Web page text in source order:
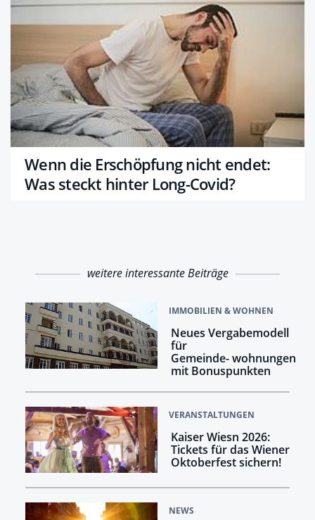
Wenn die Erschöpfung nicht endet:
Was steckt hinter Long-Covid?
weitere interessante Beiträge
IMMOBILIEN & WOHNEN
Neues Vergabemodell
für
Gemeinde- wohnungen
mit Bonuspunkten
VERANSTALTUNGEN
Kaiser Wiesn 2026:
Tickets für das Wiener
Oktoberfest sichern!
NEWS